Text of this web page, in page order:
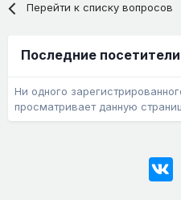
Перейти к списку вопросов
Последние посетители
Ни одного
просматривает данную